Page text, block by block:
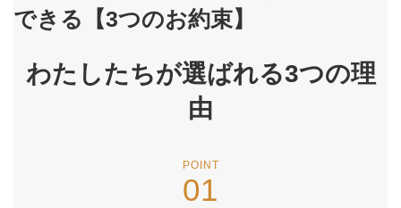
できる【3つのお約束】
わたしたちが選ばれる3つの理
由
POINT
01